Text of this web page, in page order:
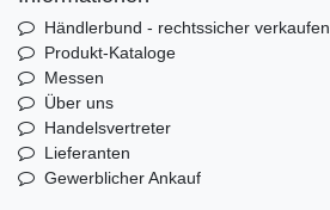
Händlerbund - rechtssicher verkaufen
Produkt-Kataloge
Messen
Über uns
Handelsvertreter
Lieferanten
Gewerblicher Ankauf